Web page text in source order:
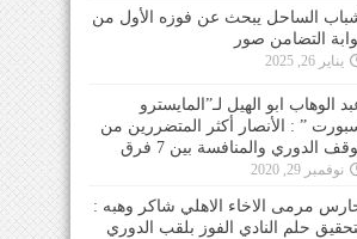
الساحل يبحث عن فوزه الأول من
التضامن صور
يناير 26, 2025
الوهاب ابو الهيل لـ”المايسترو
” : الأنصار أكثر المتضررين من
الدوري والمنافسة بين 7 فرق
نوفمبر 29, 2020
مرمى الاخاء الاهلي شاكر وهبه :
حلم النادي الفوز بلقب الدوري